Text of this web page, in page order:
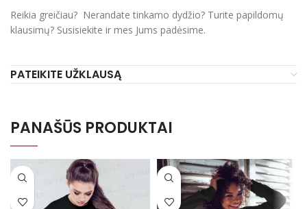
Reikia greičiau? Nerandate tinkamo dydžio? Turite papildomų
klausimų? Susisiekite ir mes Jums padėsime.
PATEIKITE UŽKLAUSĄ
PANAŠŪS PRODUKTAI